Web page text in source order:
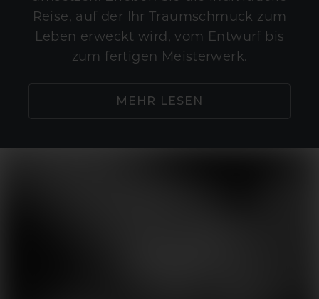
Reise, auf der Ihr Traumschmuck zum
Leben erweckt wird, vom Entwurf bis
zum fertigen Meisterwerk.
MEHR LESEN